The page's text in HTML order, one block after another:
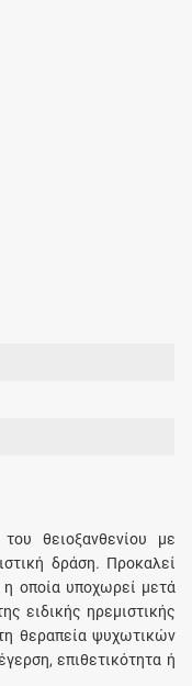
θειοξανθενίου με
δράση. Προκαλεί
οποία υποχωρεί μετά
ειδικής ηρεμιστικής
θεραπεία ψυχωτικών
επιθετικότητα ή